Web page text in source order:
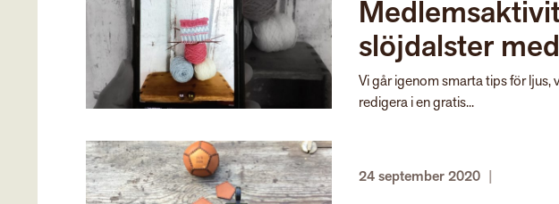
slöjdalster
Vi går igenom smarta tips för
redigera i en gratis...
24 september 2020